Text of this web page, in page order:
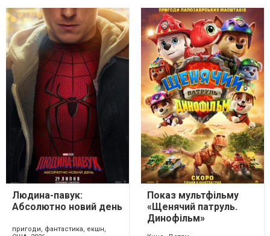
Людина-павук:
Абсолютно новий день
пригоди, фантастика, екшн,
Показ мультфільму
«Щенячий патруль.
Динофільм»